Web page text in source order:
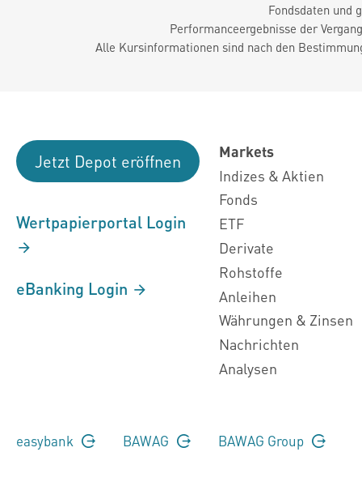
Fondsdaten und
Performanceergebnisse der
Alle Kursinformationen sind nach den
Jetzt Depot eröffnen
Wertpapierportal Login
eBanking Login
Markets
Indizes & Aktien
Fonds
ETF
Derivate
Rohstoffe
Anleihen
Währungen & Zinsen
Nachrichten
Analysen
easybank BAWAG BAWAG Group